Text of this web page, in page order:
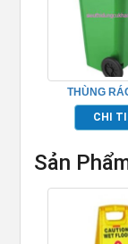
THÙNG
NGHIỆP
CHI
Sản